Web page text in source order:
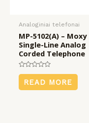
Analoginiai telefonai
MP-5102(A) – Moxy
Single-Line Analog
Corded Telephone
Rated
out
of
READ MORE